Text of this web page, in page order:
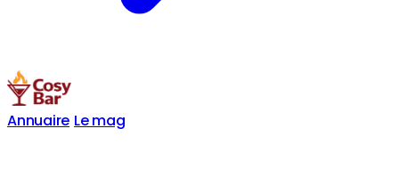
Annuaire Le mag